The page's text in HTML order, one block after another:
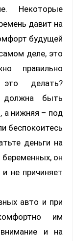
Некоторые
давит на
будущей
деле, это
правильно
это делать?
должна быть
а нижняя – под
беспокоитесь
деньги на
он
не причиняет
авто и при
им
и на